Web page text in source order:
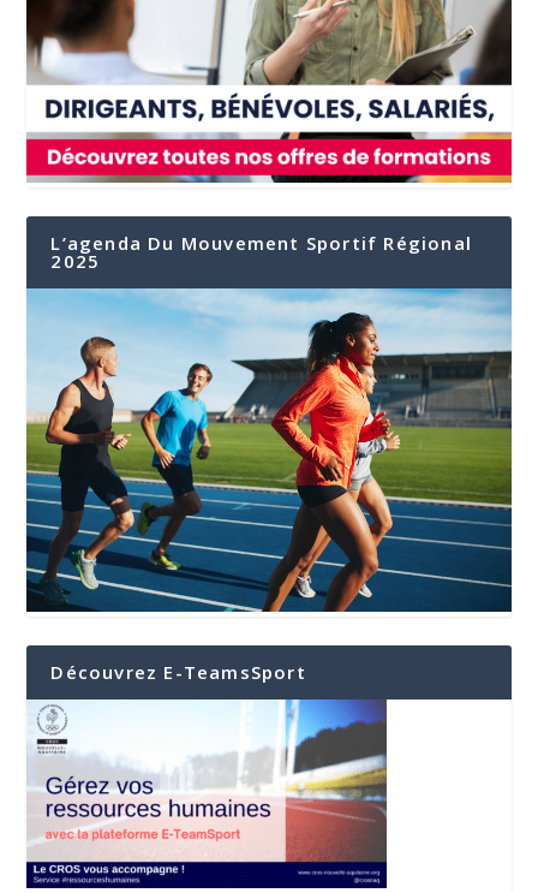
L’agenda Du Mouvement Sportif Régional
2025
Découvrez E-TeamsSport